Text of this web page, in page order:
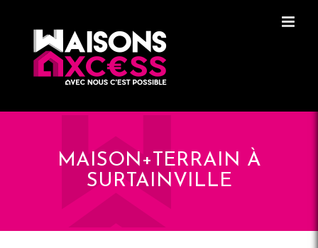
MAISON+TERRAIN À
SURTAINVILLE